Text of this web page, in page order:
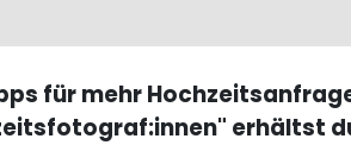
für mehr
erhältst